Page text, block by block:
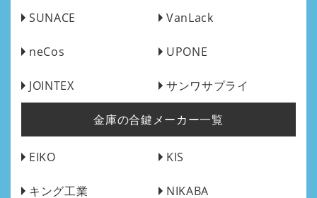
SUNACE VanLack
neCos UPONE
JOINTEX サンワサプライ
金庫の合鍵メーカー一覧
EIKO KIS
キング工業 NIKABA